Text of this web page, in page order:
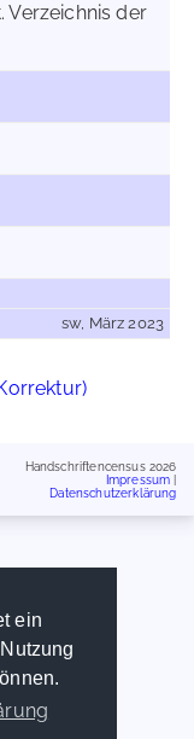
ein
Verzeichnis der
sw, März 2023
Handschriftencensus 2026
Impressum
Datenschutzerklärung